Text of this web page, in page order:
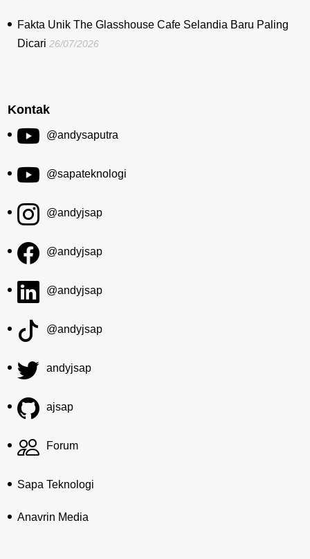
Fakta Unik The Glasshouse Cafe Selandia Baru Paling
Dicari 26/07/2026
Kontak
@andysaputra
@sapateknologi
@andyjsap
@andyjsap
@andyjsap
@andyjsap
andyjsap
ajsap
Forum
Sapa Teknologi
Anavrin Media